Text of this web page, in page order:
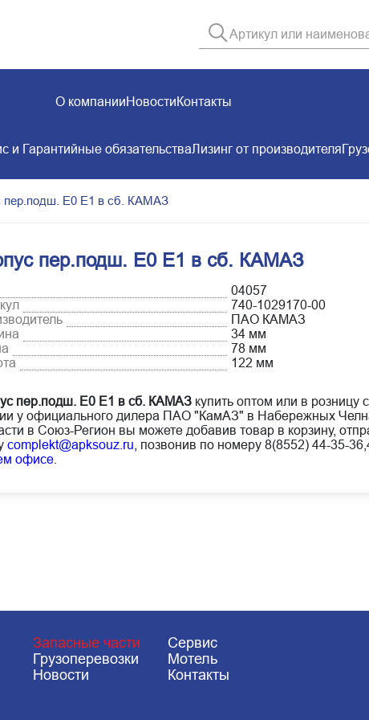
О компанииНовостиКонтакты
и Гарантийные обязательстваЛизинг от производителя
пер.подш. Е0 Е1 в сб. КАМАЗ
пер.подш. Е0 Е1 в сб. КАМАЗ
04057
740-1029170-00
ПАО КАМАЗ
34 мм
78 мм
122 мм
пер.подш. Е0 Е1 в сб. КАМАЗ купить оптом или в розницу
у официального дилера ПАО "КамАЗ" в Набережных
в Союз-Регион вы можете добавив товар в корзину,
complekt@apksouz.ru, позвонив по номеру 8(8552) 44-35-
офисе
Запасные части
Сервис
Грузоперевозки
Мотель
Новости Контакты